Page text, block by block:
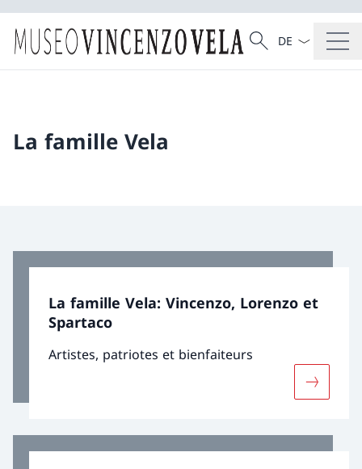
Recherche
Recherche
La langue
La famille Vela
La famille Vela: Vincenzo, Lorenzo et
Spartaco
Artistes, patriotes et bienfaiteurs